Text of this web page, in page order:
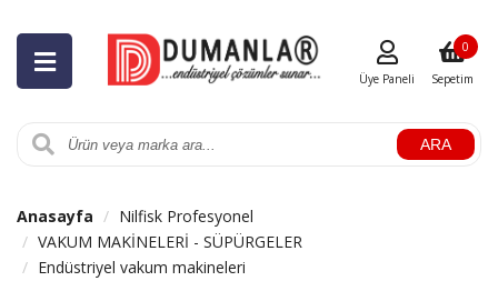
ARA
Üye Paneli Sepetim
0
Anasayfa
Nilfisk Profesyonel
VAKUM MAKİNELERİ - SÜPÜRGELER
Endüstriyel vakum makineleri